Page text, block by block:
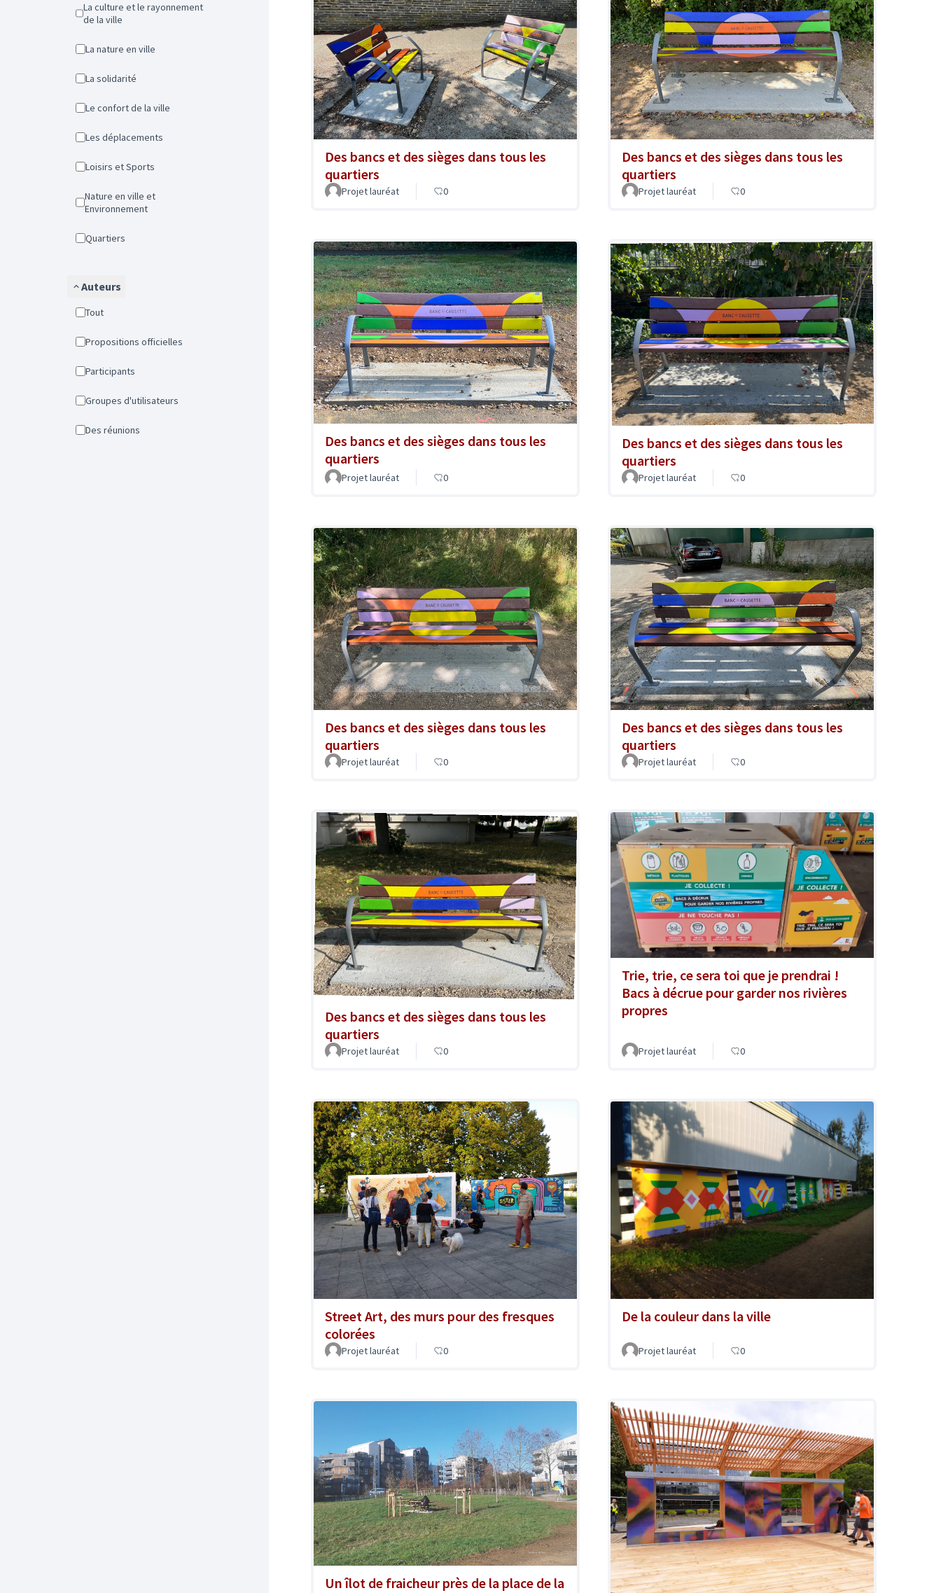
La culture et le rayonnement
de la ville
La nature en ville
La solidarité
Le confort de la ville
Les déplacements
Loisirs et Sports
Nature en ville et
Environnement
Quartiers
Auteurs
Tout
Propositions officielles
Participants
Groupes d'utilisateurs
Des réunions
Des bancs et des sièges dans tous les
quartiers
Projet lauréat 0
Des bancs et des sièges dans tous les
quartiers
Projet lauréat 0
Des bancs et des sièges dans tous les
quartiers
Projet lauréat 0
Des bancs et des sièges dans tous les
quartiers
Projet lauréat 0
Des bancs et des sièges dans tous les
quartiers
Projet lauréat 0
Des bancs et des sièges dans tous les
quartiers
Projet lauréat 0
Des bancs et des sièges dans tous les
quartiers
Projet lauréat 0
Trie, trie, ce sera toi que je prendrai !
Bacs à décrue pour garder nos rivières
propres
Projet lauréat 0
Street Art, des murs pour des fresques
colorées
Projet lauréat 0
De la couleur dans la ville
Projet lauréat 0
Un îlot de fraicheur près de la place de la